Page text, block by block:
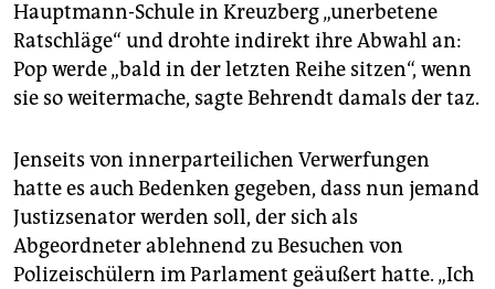
Hauptmann-Schule in Kreuzberg „unerbetene
Ratschläge“ und drohte indirekt ihre Abwahl an:
Pop werde „bald in der letzten Reihe sitzen“, wenn
sie so weitermache, sagte Behrendt damals der taz.
Jenseits von innerparteilichen Verwerfungen
hatte es auch Bedenken gegeben, dass nun jemand
Justizsenator werden soll, der sich als
Abgeordneter ablehnend zu Besuchen von
Polizeischülern im Parlament geäußert hatte. „Ich